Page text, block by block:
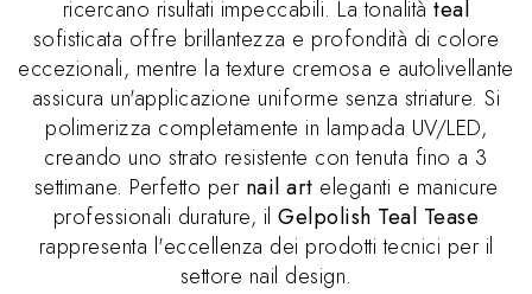
ricercano risultati impeccabili. La tonalitàteal
sofisticata offre brillantezza e profondità di colore
eccezionali, mentre la texture cremosa e autolivellante
assicura un'applicazione uniforme senza striature. Si
polimerizza completamente in lampada UV/LED,
creando uno strato resistente con tenuta fino a 3
settimane. Perfetto per nail art eleganti e manicure
professionali durature, ilGelpolish Teal Tease
rappresenta l'eccellenza dei prodotti tecnici per il
settore nail design.